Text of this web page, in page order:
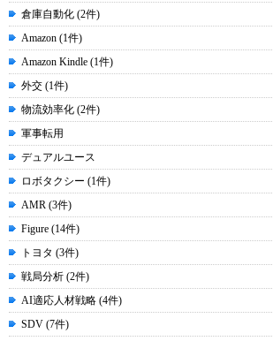
倉庫自動化 (2件)
Amazon (1件)
Amazon Kindle (1件)
外交 (1件)
物流効率化 (2件)
軍事転用
デュアルユース
ロボタクシー (1件)
AMR (3件)
Figure (14件)
トヨタ (3件)
戦局分析 (2件)
AI適応人材戦略 (4件)
SDV (7件)